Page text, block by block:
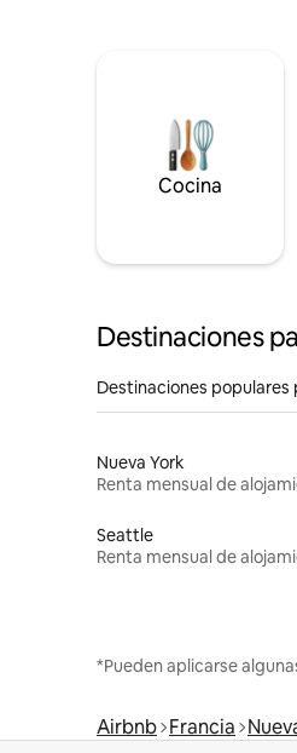
Cocina
Destinaciones
Destinaciones populares
Nueva York
Seattle
*Pueden aplicarse
Airbnb Francia